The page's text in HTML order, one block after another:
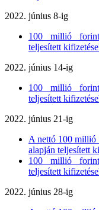
2022. június 8-ig
100 millió forint
teljesített
2022. június 14-ig
100 millió forint
teljesített
2022. június 21-ig
A nettó 100 millió
alapján teljesített
100 millió forint
teljesített
2022. június 28-ig